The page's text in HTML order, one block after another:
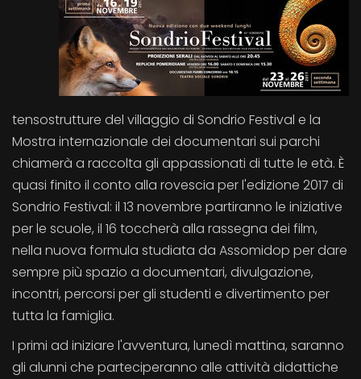
tensostrutture del villaggio di Sondrio Festival e la
Mostra internazionale dei documentari sui parchi
chiamerà a raccolta gli appassionati di tutte le età. È
quasi finito il conto alla rovescia per l'edizione 2017 di
Sondrio Festival: il 13 novembre partiranno le iniziative
per le scuole, il 16 toccherà alla rassegna dei film,
nella nuova formula studiata da Assomidop per dare
sempre più spazio a documentari, divulgazione,
incontri, percorsi per gli studenti e divertimento per
tutta la famiglia.
I primi ad iniziare l'avventura, lunedì mattina, saranno
gli alunni che parteciperanno alle attività didattiche